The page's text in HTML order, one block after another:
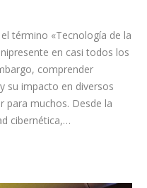
término «Tecnología de la
en casi todos los
comprender
su impacto en diversos
para muchos. Desde la
cibernética,…